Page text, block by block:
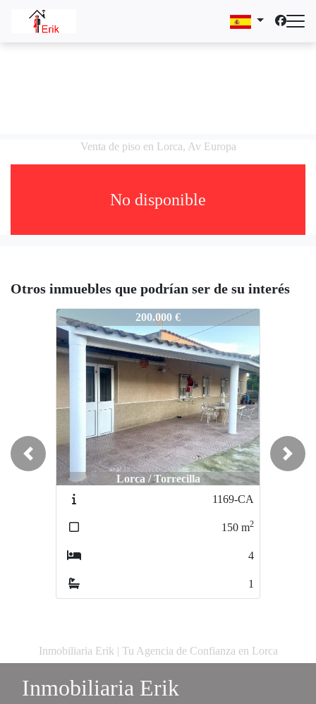
Venta de piso en Lorca, Av Europa
No disponible
Otros inmuebles que podrían ser de su interés
1280-PI
200.000 €
Lorca / Torrecilla
1169-CA
150 m2
4
1
Previous Next
Inmobiliaria Erik | Tu Agencia de Confianza en Lorca
Inmobiliaria Erik